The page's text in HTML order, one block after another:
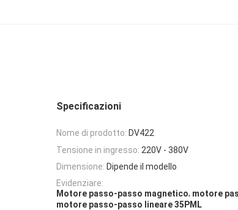
Specificazioni
Nome di prodotto: DV422
Tensione in ingresso: 220V - 380V
Dimensione: Dipende il modello
Evidenziare:
Motore passo-passo magnetico, motore
motore passo-passo lineare 35PML